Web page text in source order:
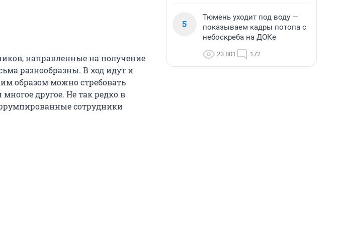
направленные на получение
разнообразны. В ход идут и
образом можно стребовать
другое. Не так редко в
сотрудники
5
Тюмень уходит под воду —
показываем кадры потопа с
небоскреба на ДОКе
23 801 172